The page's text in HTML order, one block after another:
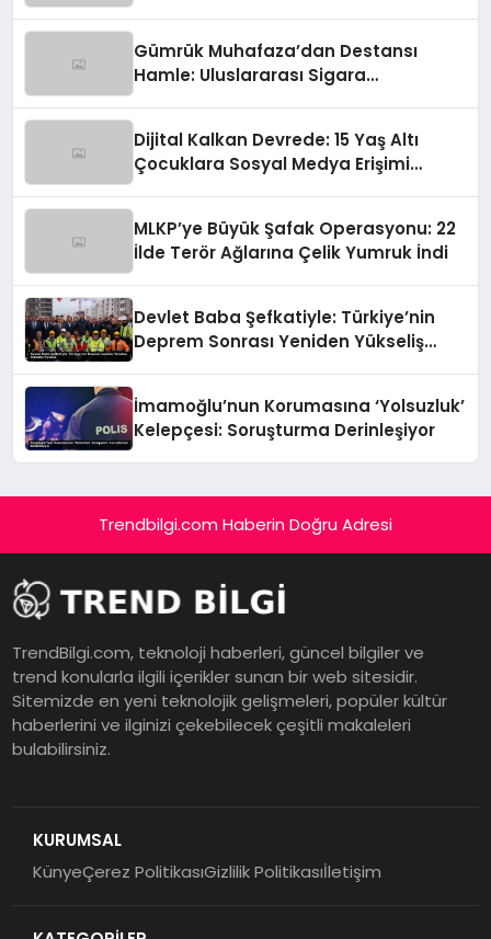
Gümrük Muhafaza’dan Destansı
Hamle: Uluslararası Sigara
Dijital Kalkan Devrede: 15 Yaş Altı
Çocuklara Sosyal Medya Erişimi
MLKP’ye Büyük Şafak Operasyonu: 22
İlde Terör Ağlarına Çelik Yumruk İndi
Devlet Baba Şefkatiyle: Türkiye’nin
Deprem Sonrası Yeniden Yükseliş
İmamoğlu’nun Korumasına ‘Yolsuzluk’
Kelepçesi: Soruşturma Derinleşiyor
Trendbilgi.com Haberin Doğru Adresi
TrendBilgi.com, teknoloji haberleri, güncel bilgiler ve
trend konularla ilgili içerikler sunan bir web sitesidir.
Sitemizde en yeni teknolojik gelişmeleri, popüler kültür
haberlerini ve ilginizi çekebilecek çeşitli makaleleri
bulabilirsiniz.
KURUMSAL
KünyeÇerez PolitikasıGizlilik Politikasıİletişim